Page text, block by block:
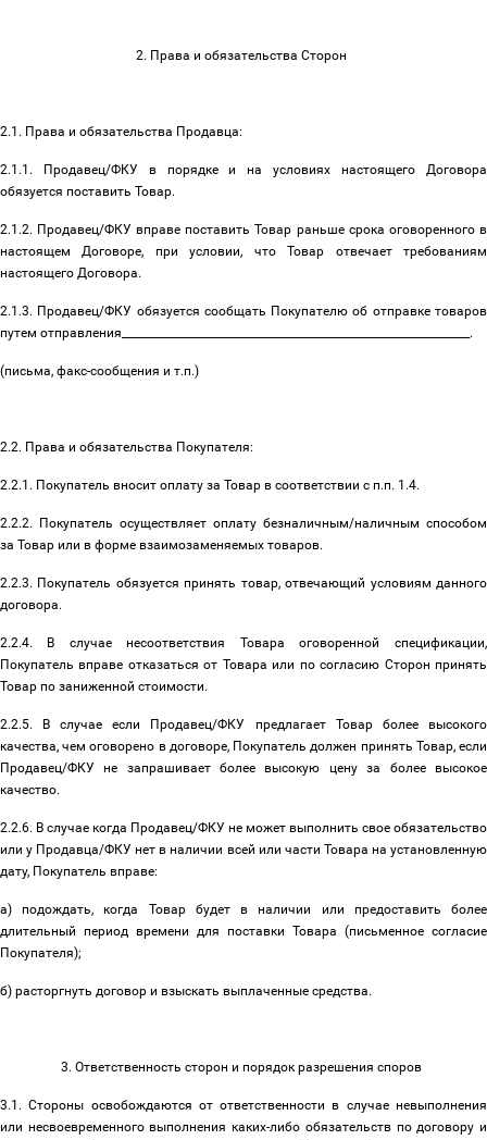
2. Права и обязательства Сторон
2.1. Права и обязательства Продавца:
2.1.1. Продавец/ФКУ в порядке и на условиях настоящего Договора
обязуется поставить Товар.
2.1.2. Продавец/ФКУ вправе поставить Товар раньше срока оговоренного в
настоящем Договоре, при условии, что Товар отвечает требованиям
настоящего Договора.
2.1.3. Продавец/ФКУ обязуется сообщать Покупателю об отправке товаров
путем отправления________________________________________________________________.
(письма, факс-сообщения и т.п.)
2.2. Права и обязательства Покупателя:
2.2.1. Покупатель вносит оплату за Товар в соответствии с п.п. 1.4.
2.2.2. Покупатель осуществляет оплату безналичным/наличным способом
за Товар или в форме взаимозаменяемых товаров.
2.2.3. Покупатель обязуется принять товар, отвечающий условиям данного
договора.
2.2.4. В случае несоответствия Товара оговоренной спецификации,
Покупатель вправе отказаться от Товара или по согласию Сторон принять
Товар по заниженной стоимости.
2.2.5. В случае если Продавец/ФКУ предлагает Товар более высокого
качества, чем оговорено в договоре, Покупатель должен принять Товар, если
Продавец/ФКУ не запрашивает более высокую цену за более высокое
качество.
2.2.6. В случае когда Продавец/ФКУ не может выполнить свое обязательство
или у Продавца/ФКУ нет в наличии всей или части Товара на установленную
дату, Покупатель вправе:
а) подождать, когда Товар будет в наличии или предоставить более
длительный период времени для поставки Товара (письменное согласие
Покупателя);
б) расторгнуть договор и взыскать выплаченные средства.
3. Ответственность сторон и порядок разрешения споров
3.1. Стороны освобождаются от ответственности в случае невыполнения
или несвоевременного выполнения каких-либо обязательств по договору и